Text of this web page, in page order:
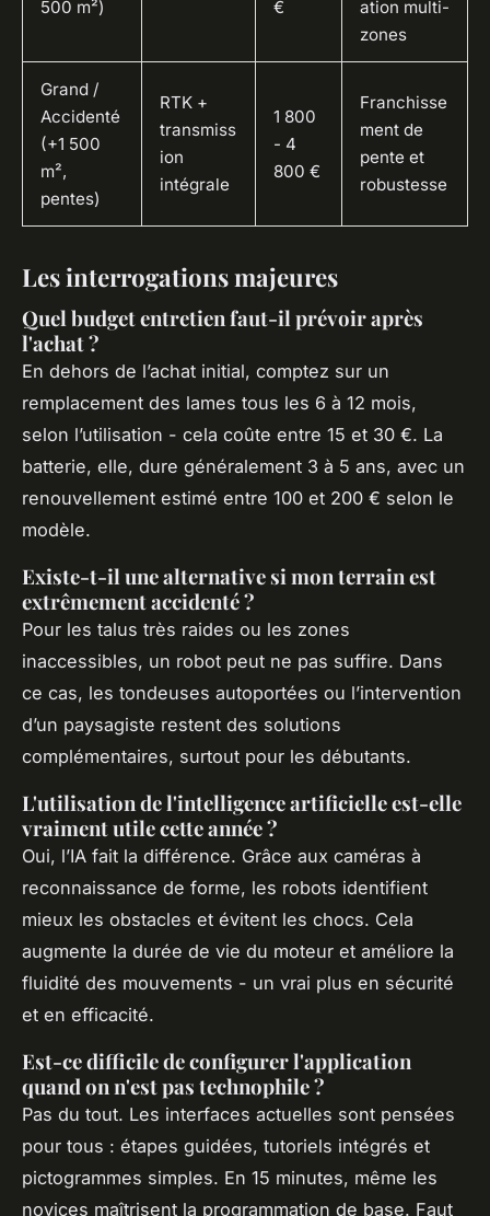
500 m²) €
ation multi-
zones
Grand /
Accidenté
(+1 500
m²,
pentes)
RTK +
transmiss
ion
intégrale
1 800
- 4
800 €
Franchisse
ment de
pente et
robustesse
Les interrogations majeures
Quel budget entretien faut-il prévoir après
l'achat ?
En dehors de l’achat initial, comptez sur un
remplacement des lames tous les 6 à 12 mois,
selon l’utilisation - cela coûte entre 15 et 30 €. La
batterie, elle, dure généralement 3 à 5 ans, avec un
renouvellement estimé entre 100 et 200 € selon le
modèle.
Existe-t-il une alternative si mon terrain est
extrêmement accidenté ?
Pour les talus très raides ou les zones
inaccessibles, un robot peut ne pas suffire. Dans
ce cas, les tondeuses autoportées ou l’intervention
d’un paysagiste restent des solutions
complémentaires, surtout pour les débutants.
L'utilisation de l'intelligence artificielle est-elle
vraiment utile cette année ?
Oui, l’IA fait la différence. Grâce aux caméras à
reconnaissance de forme, les robots identifient
mieux les obstacles et évitent les chocs. Cela
augmente la durée de vie du moteur et améliore la
fluidité des mouvements - un vrai plus en sécurité
et en efficacité.
Est-ce difficile de configurer l'application
quand on n'est pas technophile ?
Pas du tout. Les interfaces actuelles sont pensées
pour tous : étapes guidées, tutoriels intégrés et
pictogrammes simples. En 15 minutes, même les
novices maîtrisent la programmation de base. Faut